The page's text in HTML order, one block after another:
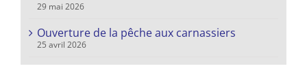
29 mai 2026
Ouverture de la pêche aux carnassiers
25 avril 2026